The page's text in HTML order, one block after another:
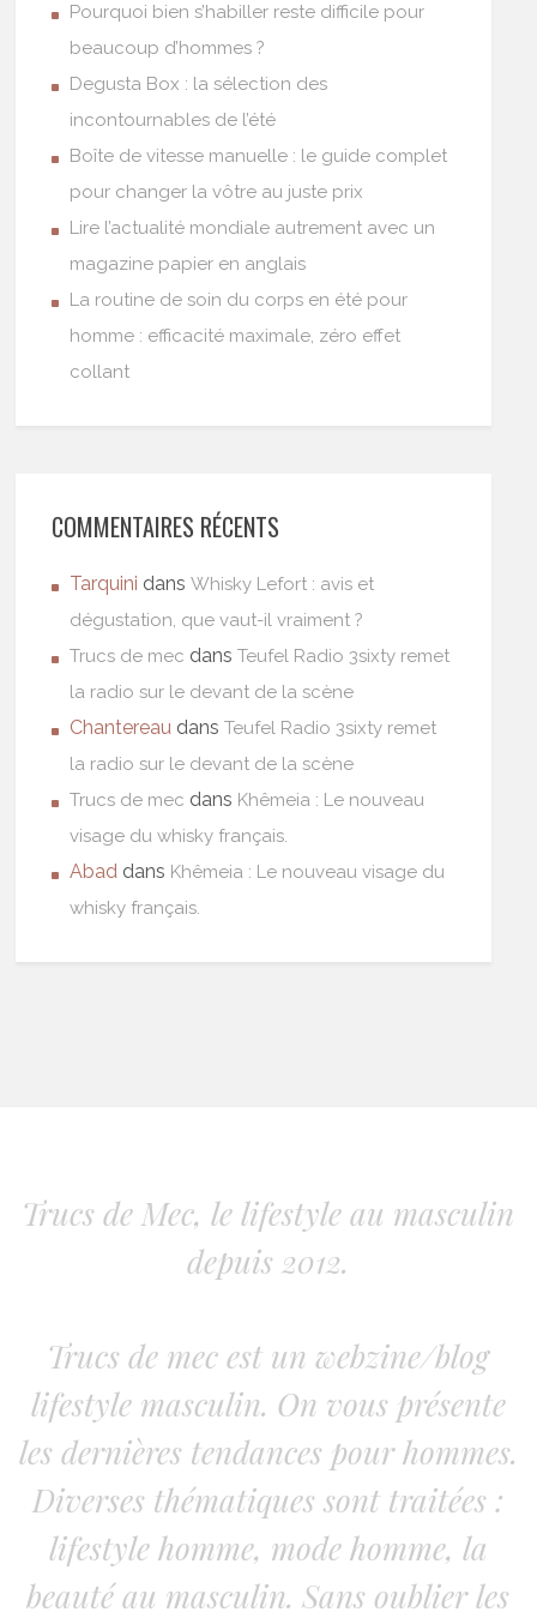
Pourquoi bien s’habiller reste difficile pour
beaucoup d’hommes ?
Degusta Box : la sélection des
incontournables de l’été
Boîte de vitesse manuelle : le guide complet
pour changer la vôtre au juste prix
Lire l’actualité mondiale autrement avec un
magazine papier en anglais
La routine de soin du corps en été pour
homme : efficacité maximale, zéro effet
collant
COMMENTAIRES RÉCENTS
Tarquini dansWhisky Lefort : avis et
dégustation, que vaut-il vraiment ?
Trucs de mec dansTeufel Radio 3sixty remet
la radio sur le devant de la scène
Chantereau dansTeufel Radio 3sixty remet
la radio sur le devant de la scène
Trucs de mec dans Khêmeia : Le nouveau
visage du whisky français.
Abad dans Khêmeia : Le nouveau visage du
whisky français.
Trucs de Mec, le lifestyle au masculin
depuis 2012.
Trucs de mec est un webzine/blog
lifestyle masculin. On vous présente
les dernières tendances pour hommes.
Diverses thématiques sont traitées :
lifestyle homme, mode homme, la
beauté au masculin. Sans oublier les